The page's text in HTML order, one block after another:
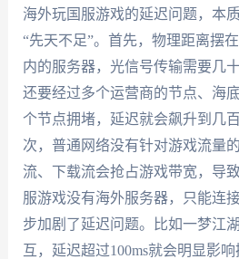
海外玩国服游戏的延迟问题，本
“先天不足”。首先，物理距离摆
内的服务器，光信号传输需要几
还要经过多个运营商的节点、海
个节点拥堵，延迟就会飙升到几
次，普通网络没有针对游戏流量
流、下载流会抢占游戏带宽，导
服游戏没有海外服务器，只能连
步加剧了延迟问题。比如一梦江
互，延迟超过100ms就会明显影